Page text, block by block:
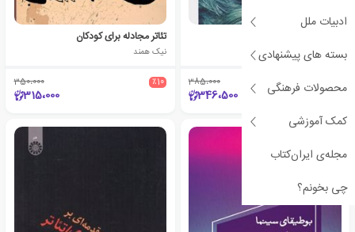
ادبیات ملل
بسته های پیشنهادی
محصولات فرهنگی
کمک آموزشی
مجله‌ی ایران‌کتاب
چی بخونم؟
دیوید لینچ
385،000
346،500
تئاتر مجادله برای کودکان
نیک همند
٪10 350،000
315،000